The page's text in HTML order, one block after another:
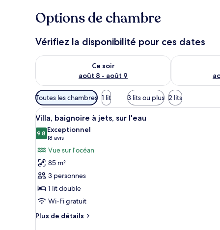
Options de chambre
Vérifiez la disponibilité pour ces dates
Ce soir
août 8 - août 9
Vérifier la disponibilité pour ce soir août 8 - août 9
Vérifier la
Filtres
disponibles
pour
les
chambres
Toutes les chambres 1 lit 3 lits ou plus 2 lits
Afficher
toutes
les
photos
pour
ce
type
de
chambre :
Villa,
Des bungalows sur pilotis
13
Villa, baignoire à jets, sur l'eau
9,89,8 sur 10
Exceptionnel
18 avis
(18 avis)
Vue sur l’océan
85 m²
3 personnes
1 lit double
Wi-Fi gratuit
Plus de détails
Plus